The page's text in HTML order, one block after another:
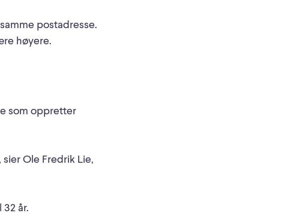
postadresse.
høyere.
som oppretter
Ole Fredrik Lie,
år.